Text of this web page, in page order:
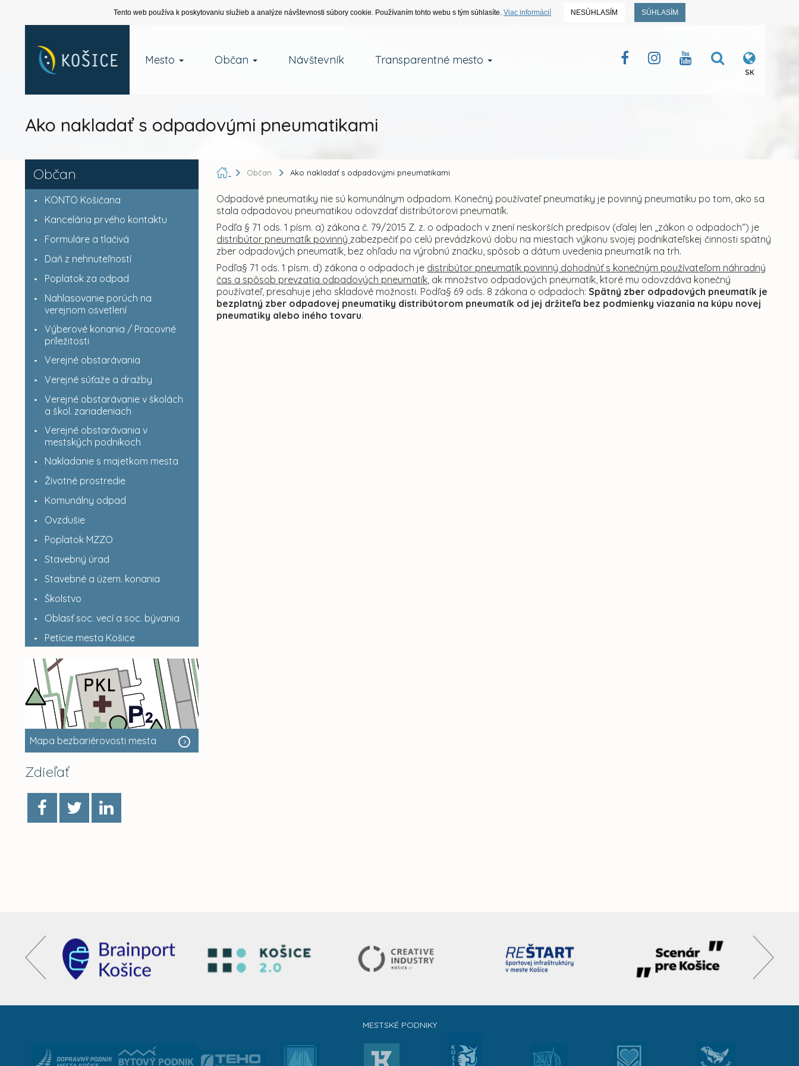
Tento web používa k poskytovaniu služieb a analýze návštevnosti súbory cookie. Používaním tohto webu s tým súhlasíte. Viac informácií NESÚHLASÍM SÚHLASÍM
Mesto Občan Návštevník Transparentné mesto
SK
Ako nakladať s odpadovými pneumatikami
Občan
KONTO Košičana
Kancelária prvého kontaktu
Formuláre a tlačivá
Daň z nehnuteľností
Poplatok za odpad
Nahlasovanie porúch na
verejnom osvetlení
Výberové konania / Pracovné
príležitosti
Verejné obstarávania
Verejné súťaže a dražby
Verejné obstarávanie v školách
a škol. zariadeniach
Verejné obstarávania v
mestských podnikoch
Nakladanie s majetkom mesta
Životné prostredie
Komunálny odpad
Ovzdušie
Poplatok MZZO
Stavebný úrad
Stavebné a územ. konania
Školstvo
Oblasť soc. vecí a soc. bývania
Petície mesta Košice
Mapa bezbariérovosti mesta
Zdieľať
Občan Ako nakladať s odpadovými pneumatikami
Odpadové pneumatiky nie sú komunálnym odpadom. Konečný používateľ pneumatiky je povinný pneumatiku po tom, ako sa
stala odpadovou pneumatikou odovzdať distribútorovi pneumatík.
Podľa § 71 ods. 1 písm. a) zákona č. 79/2015 Z. z. o odpadoch v znení neskorších predpisov (ďalej len „zákon o odpadoch“) je
distribútor pneumatík povinnýzabezpečiť po celú prevádzkovú dobu na miestach výkonu svojej podnikateľskej činnosti spätný
zber odpadových pneumatík, bez ohľadu na výrobnú značku, spôsob a dátum uvedenia pneumatík na trh.
Podľa§ 71 ods. 1 písm. d) zákona o odpadoch je distribútor pneumatík povinný dohodnúť s konečným používateľom náhradný
čas a spôsob prevzatia odpadových pneumatík, ak množstvo odpadových pneumatík, ktoré mu odovzdáva konečný
používateľ, presahuje jeho skladové možnosti. Podľa§ 69 ods. 8 zákona o odpadoch:Spätný zber odpadových pneumatík je
bezplatný zber odpadovej pneumatiky distribútorom pneumatík od jej držiteľa bez podmienky viazania na kúpu novej
pneumatiky alebo iného tovaru.
MESTSKÉ PODNIKY